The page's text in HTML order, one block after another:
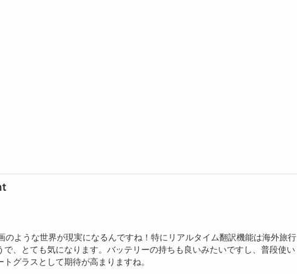
のような世界が現実になるんですね！特にリアルタイム翻訳機能は海外旅行
で、とても気になります。バッテリーの持ちも良いみたいですし、普段使い
トグラスとして期待が高まりますね。